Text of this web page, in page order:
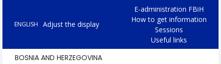
ENGLISH Adjust the display
E-administration FBiH
How to get information
Sessions
Useful links
BOSNIA AND HERZEGOVINA